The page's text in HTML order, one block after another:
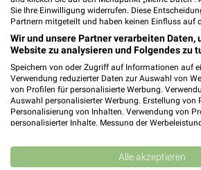
4,7 km
Taschenbücher
Gültig bis Mi. 30.09.
lifestyle
Gültig bis
Müller
Sie Ihre Einwilligung widerrufen. Diese
Partnern mitgeteilt und haben keinen Einfluss auf
Wir und unsere Partner verarbeiten Daten,
Website zu analysieren und Folgendes zu
Speichern von oder Zugriff auf Informationen auf
Verwendung reduzierter Daten zur Auswahl von
von Profilen für personalisierte Werbung.
Auswahl personalisierter Werbung. Erstellung von
Personalisierung von Inhalten. Verwendung von
personalisierter Inhalte. Messung der
Kombinationen von Daten aus verschiedenen
Verbesserung der Angebote. Verwendung
von Inhalten.
Alle akzeptieren